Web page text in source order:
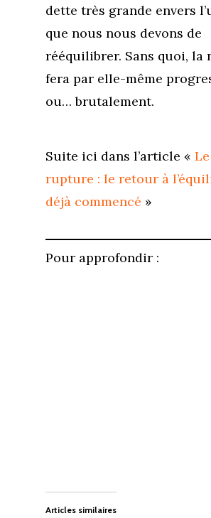
dette très grande envers
que nous nous devons de
rééquilibrer. Sans quoi, la
fera par elle-même
ou… brutalement.
Suite ici dans l’article «
rupture : le retour à
déjà commencé »
Pour approfondir :
Articles similaires